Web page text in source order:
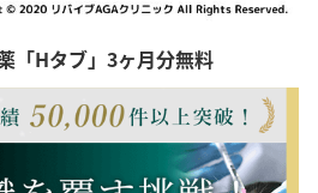
「Hタブ」3ヶ月分無料